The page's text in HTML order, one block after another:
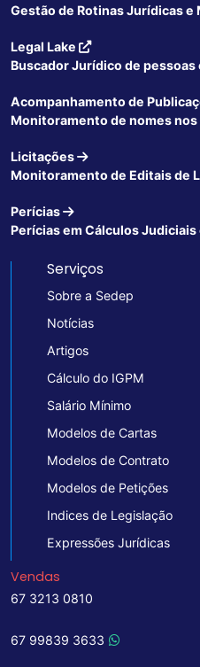
Gestão de Rotinas Jurídicas
Legal Lake
Buscador Jurídico de pessoas
Acompanhamento de
Monitoramento de nomes
Licitações
Monitoramento de Editais de
Perícias
Perícias em Cálculos
Serviços
Sobre a Sedep
Notícias
Artigos
Cálculo do IGPM
Salário Mínimo
Modelos de Cartas
Modelos de Contrato
Modelos de Petições
Indices de Legislação
Expressões Jurídicas
Vendas
67 3213 0810
67 99839 3633